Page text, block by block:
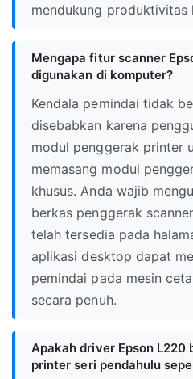
mendukung produktivitas
Mengapa fitur scanner
digunakan di komputer?
Kendala pemindai tidak
disebabkan karena
modul penggerak printer
memasang modul
khusus. Anda wajib
berkas penggerak
telah tersedia pada
aplikasi desktop dapat
pemindai pada mesin
secara penuh.
Apakah driver Epson L220
printer seri pendahulu